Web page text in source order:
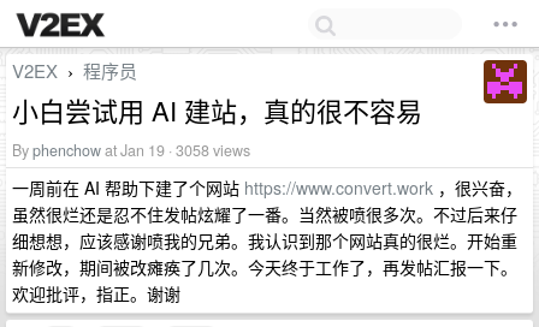
V2EX › 程序员
小白尝试用 AI 建站，真的很不容易
Byphenchowat Jan 19 · 3058 views
一周前在 AI 帮助下建了个网站 https://www.convert.work ，很兴奋，
虽然很烂还是忍不住发帖炫耀了一番。当然被喷很多次。不过后来仔
细想想，应该感谢喷我的兄弟。我认识到那个网站真的很烂。开始重
新修改，期间被改瘫痪了几次。今天终于工作了，再发帖汇报一下。
欢迎批评，指正。谢谢